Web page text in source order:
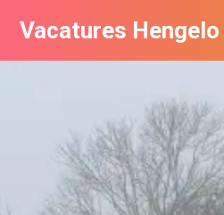
Vacatures Hengelo
Vacatures per bedrijf in
Nieuwsbrief feed